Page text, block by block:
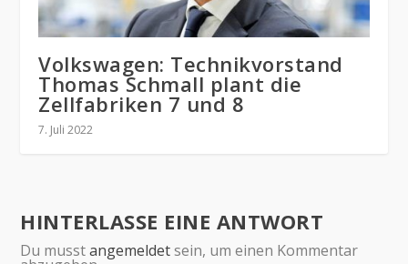
Volkswagen: Technikvorstand
Thomas Schmall plant die
Zellfabriken 7 und 8
7. Juli 2022
HINTERLASSE EINE ANTWORT
Du musstangemeldetsein, um einen Kommentar